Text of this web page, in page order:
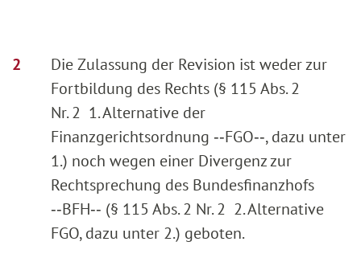
Die Zulassung der Revision ist weder zur
Fortbildung des Rechts (§ 115 Abs. 2
Nr. 2 1. Alternative der
Finanzgerichtsordnung ‑‑FGO‑‑, dazu unter
1.) noch wegen einer Divergenz zur
Rechtsprechung des Bundesfinanzhofs
‑‑BFH‑‑ (§ 115 Abs. 2 Nr. 2 2. Alternative
FGO, dazu unter 2.) geboten.